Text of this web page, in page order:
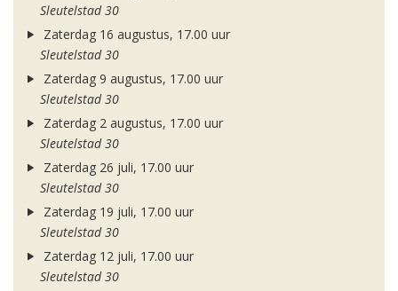
Sleutelstad 30
Zaterdag 16 augustus, 17.00 uur
Sleutelstad 30
Zaterdag 9 augustus, 17.00 uur
Sleutelstad 30
Zaterdag 2 augustus, 17.00 uur
Sleutelstad 30
Zaterdag 26 juli, 17.00 uur
Sleutelstad 30
Zaterdag 19 juli, 17.00 uur
Sleutelstad 30
Zaterdag 12 juli, 17.00 uur
Sleutelstad 30